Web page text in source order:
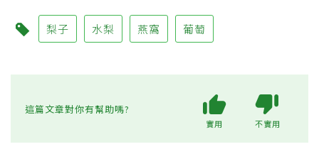
梨子 水梨 燕窩 葡萄
這篇文章對你有幫助嗎?
實用 不實用